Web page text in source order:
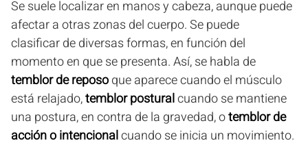
Se suele localizar en manos y cabeza, aunque puede
afectar a otras zonas del cuerpo. Se puede
clasificar de diversas formas, en función del
momento en que se presenta. Así, se habla de
temblor de reposoque aparece cuando el músculo
está relajado,temblor posturalcuando se mantiene
una postura, en contra de la gravedad, otemblor de
acción o intencionalcuando se inicia un movimiento.